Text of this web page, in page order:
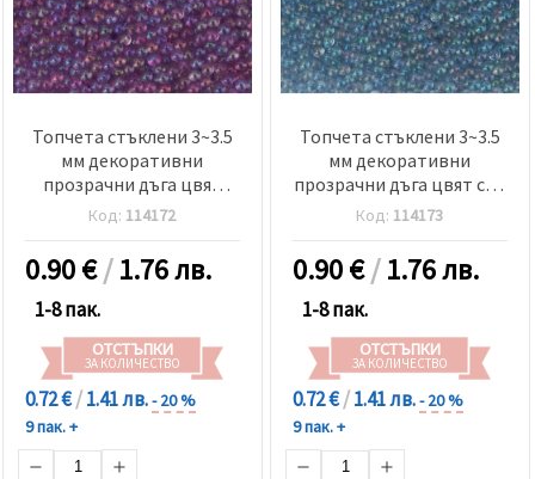
Топчета стъклени 3~3.5
мм декоративни
прозрачни дъга цвят
лилав -50 грама
Код: 114172
0.90€/1.76 лв.
1-8 пак.
ОТСТЪПКИ
ЗА КОЛИЧЕСТВО
0.72 €/1.41 лв.- 20 %
9 пак. +
Топчета стъклени 3~3.5
мм декоративни
прозрачни дъга цвят син
-50 грама
Код: 114173
0.90€/1.76 лв.
1-8 пак.
ОТСТЪПКИ
ЗА КОЛИЧЕСТВО
0.72 €/1.41 лв.- 20 %
9 пак. +